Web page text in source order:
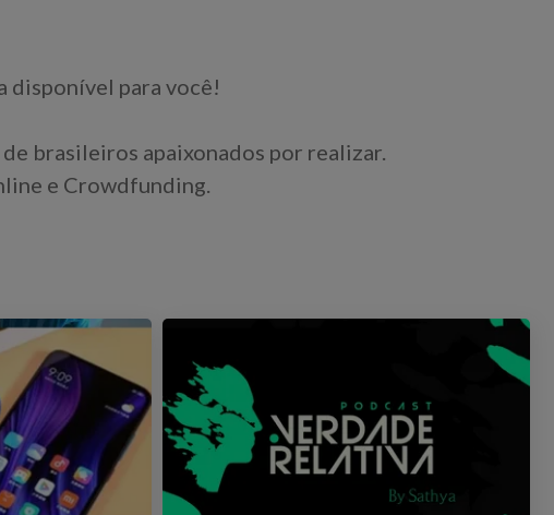
disponível para você!
brasileiros apaixonados por realizar.
e Crowdfunding.